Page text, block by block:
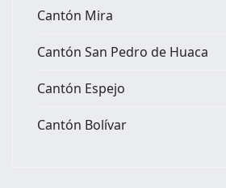
Cantón Mira
Cantón San Pedro de Huaca
Cantón Espejo
Cantón Bolívar